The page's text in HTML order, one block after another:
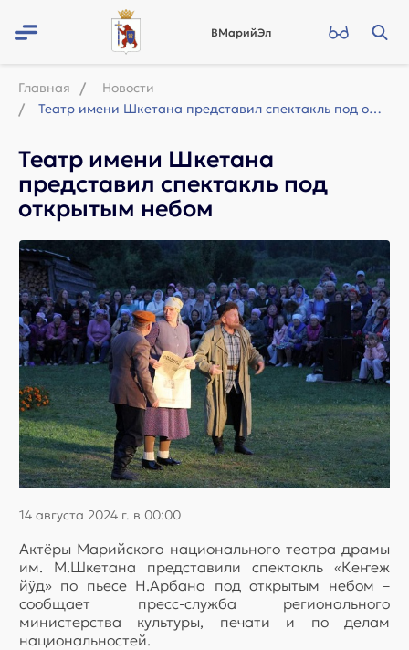
ВМарийЭл
Главная
Новости
Театр имени Шкетана представил спектакль под открытым небом
Театр имени Шкетана
представил спектакль под
открытым небом
14 августа 2024 г. в 00:00
Актёры Марийского национального театра драмы
им. М.Шкетана представили спектакль «Кеҥеж
йӱд» по пьесе Н.Арбана под открытым небом –
сообщает пресс-служба регионального
министерства культуры, печати и по делам
национальностей.